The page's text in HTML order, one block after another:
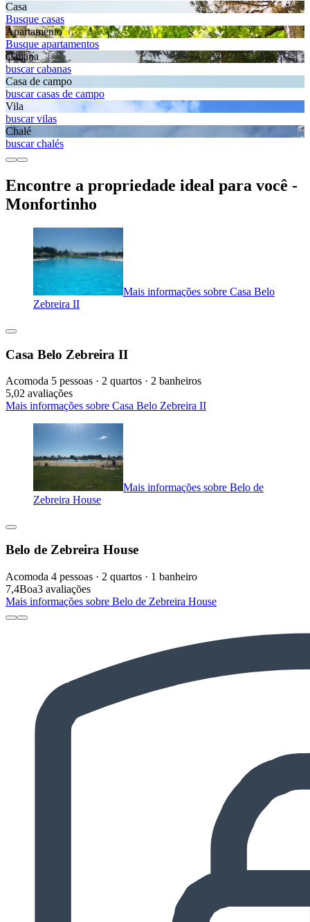
Casa
Busque casas
Apartamento
Busque apartamentos
Cabana
buscar cabanas
Casa de campo
buscar casas de campo
Vila
buscar vilas
Chalé
buscar chalés
Encontre a propriedade ideal para você -
Monfortinho
Mais informações sobre Casa Belo
Zebreira II
Casa Belo Zebreira II
Acomoda 5 pessoas · 2 quartos · 2 banheiros
5,02 avaliações
Mais informações sobre Casa Belo Zebreira II
Mais informações sobre Belo de
Zebreira House
Belo de Zebreira House
Acomoda 4 pessoas · 2 quartos · 1 banheiro
7,4Boa3 avaliações
Mais informações sobre Belo de Zebreira House